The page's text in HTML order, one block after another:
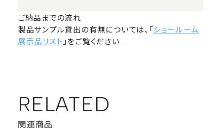
ご納品までの流れ
製品サンプル貸出の有無については、「ショールーム
展示品リスト 」をご覧ください
RELATED
関連商品